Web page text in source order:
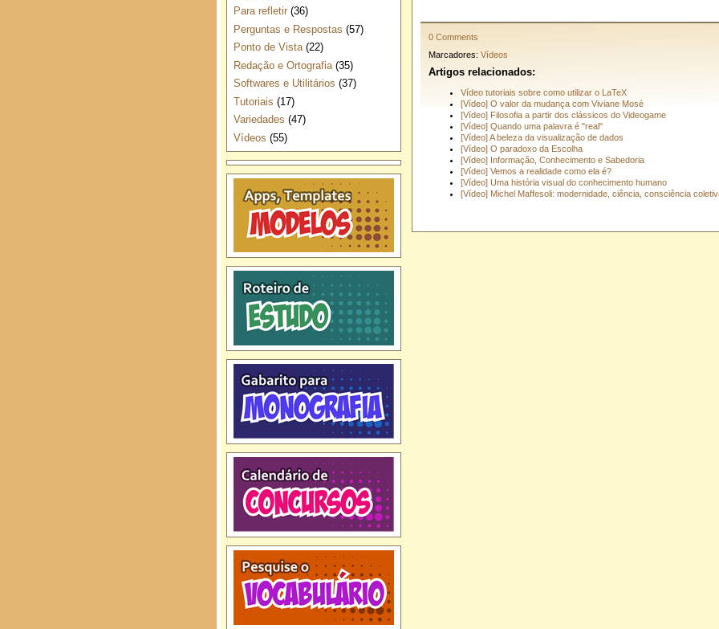
0 Comments
Marcadores: Vídeos
Artigos relacionados:
Vídeo tutoriais sobre como utilizar o LaTeX
[Vídeo] O valor da mudança com Viviane Mosé
[Vídeo] Filosofia a partir dos clássicos do Videogame
[Vídeo] Quando uma palavra é "real"
[Vídeo] A beleza da visualização de dados
[Vídeo] O paradoxo da Escolha
[Vídeo] Informação, Conhecimento e Sabedoria
[Vídeo] Vemos a realidade como ela é?
[Vídeo] Uma história visual do conhecimento humano
[Vídeo] Michel Maffesoli: modernidade, ciência, consciência
Para refletir (36)
Perguntas e Respostas (57)
Ponto de Vista (22)
Redação e Ortografia (35)
Softwares e Utilitários (37)
Tutoriais (17)
Variedades (47)
Vídeos (55)